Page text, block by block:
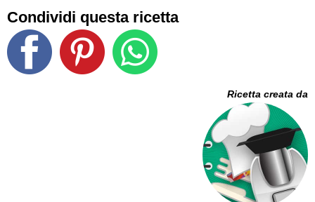
Condividi questa ricetta
Ricetta creata da